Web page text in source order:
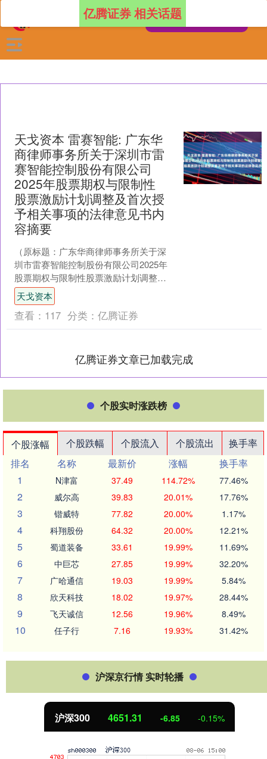
亿腾证券 相关话题
天戈资本 雷赛智能: 广东华
商律师事务所关于深圳市雷
赛智能控制股份有限公司
2025年股票期权与限制性
股票激励计划调整及首次授
予相关事项的法律意见书内
容摘要
（原标题：广东华商律师事务所关于深
圳市雷赛智能控制股份有限公司2025年
股票期权与限制性股票激励计划调整及
首次授予相关事项的法律意见书）天戈
资本 广东华商律师事....
天戈资本
查看： 117 分类： 亿腾证券
亿腾证券文章已加载完成
个股实时涨跌榜
个股涨幅 个股跌幅 个股流入 个股流出
换手率
排名
名称 最新价 涨幅
换手率
1
N津富 37.49 114.72% 77.46%
2 威尔高 39.83 20.01% 17.76%
3 锴威特 77.82 20.00% 1.17%
4 科翔股份 64.32 20.00% 12.21%
5 蜀道装备 33.61 19.99% 11.69%
6 中巨芯 27.85 19.99% 32.20%
7 广哈通信 19.03 19.99% 5.84%
8 欣天科技 18.02 19.97% 28.44%
9 飞天诚信 12.56 19.96% 8.49%
10 任子行 7.16 19.93% 31.42%
沪深京行情 实时轮播
沪深300 4651.31 -6.85 -0.15%